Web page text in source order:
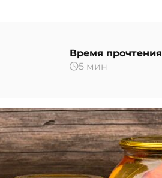
Время прочтения
5 мин